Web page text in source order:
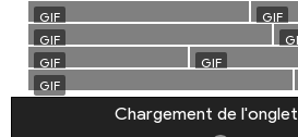
Chargement de l'onglet